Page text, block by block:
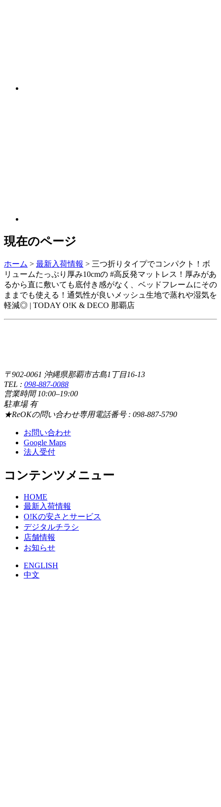
現在のページ
ホーム > 最新入荷情報 > 三つ折りタイプでコンパクト！ボ
リュームたっぷり厚み10cmの #高反発マットレス！厚みがあ
るから直に敷いても底付き感がなく、ベッドフレームにその
ままでも使える！通気性が良いメッシュ生地で蒸れや湿気を
軽減◎ | TODAY O!K & DECO 那覇店
〒902-0061 沖縄県那覇市古島1丁目16-13
TEL : 098-887-0088
営業時間 10:00–19:00
駐車場 有
★ReOKの問い合わせ専用電話番号 : 098-887-5790
お問い合わせ
Google Maps
法人受付
コンテンツメニュー
HOME
最新入荷情報
O!Kの安さとサービス
デジタルチラシ
店舗情報
お知らせ
ENGLISH
中文